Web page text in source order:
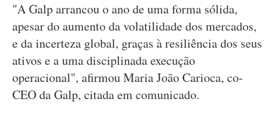
"A Galp arrancou o ano de uma forma sólida,
apesar do aumento da volatilidade dos mercados,
e da incerteza global, graças à resiliência dos seus
ativos e a uma disciplinada execução
operacional", afirmou Maria João Carioca, co-
CEO da Galp, citada em comunicado.